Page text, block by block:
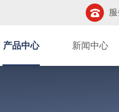
产品中心 新闻中心